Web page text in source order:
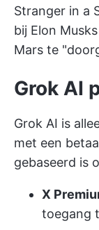
Stranger in a
bij Elon
Mars te
Grok AI
Grok AI is
met een
gebaseerd is
X
toegang